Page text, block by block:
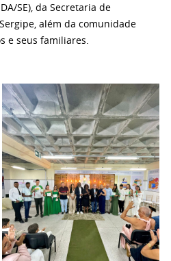
SE), da Secretaria de
além da comunidade
e seus familiares.